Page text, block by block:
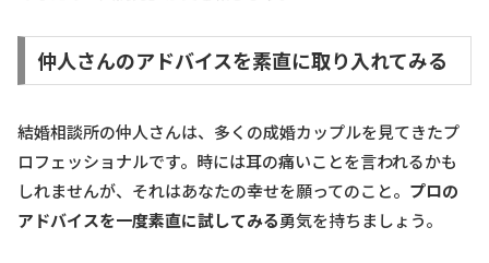
仲人さんのアドバイスを素直に取り入れてみる
結婚相談所の仲人さんは、多くの成婚カップルを見てきたプ
ロフェッショナルです。時には耳の痛いことを言われるかも
しれませんが、それはあなたの幸せを願ってのこと。 プロの
アドバイスを一度素直に試してみる勇気を持ちましょう。